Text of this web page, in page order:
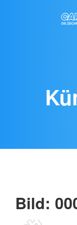
Bild: